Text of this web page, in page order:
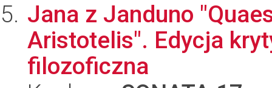
Jana z Janduno
Aristotelis". Edycja
filozoficzna